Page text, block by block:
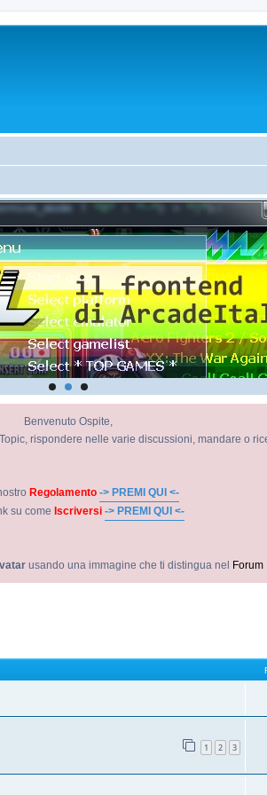
Benvenuto Ospite,
rispondere nelle varie discussioni, mandare o
Regolamento -> PREMI QUI <-
su come Iscriversi -> PREMI QUI <-
usando una immagine che ti distingua nel Forum
1 2 3